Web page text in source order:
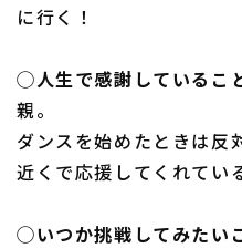
に行く！
◯人生で感謝しているこ
親。
ダンスを始めたときは反
近くで応援してくれてい
◯いつか挑戦してみたい